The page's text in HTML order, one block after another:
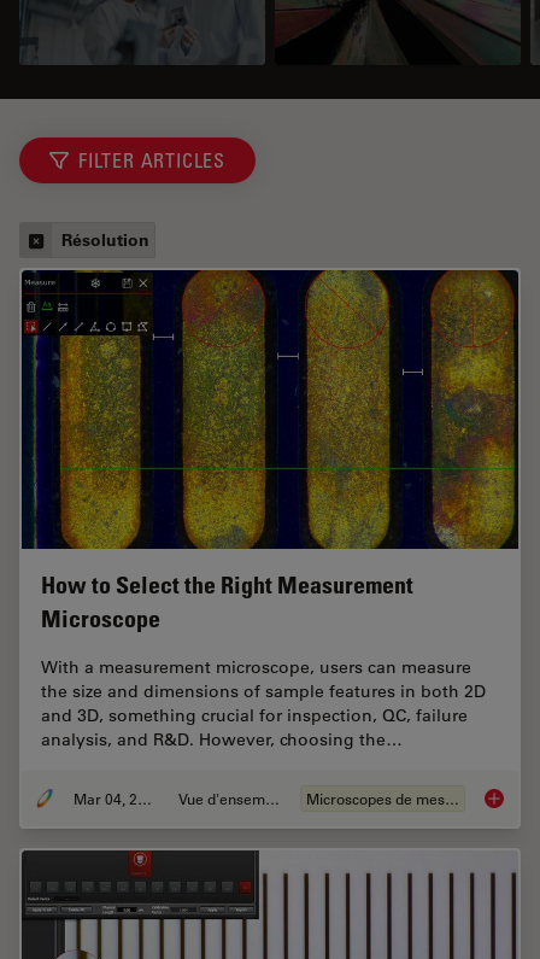
FILTER ARTICLES
Résolution
How to Select the Right Measurement
Microscope
With a measurement microscope, users can measure
the size and dimensions of sample features in both 2D
and 3D, something crucial for inspection, QC, failure
analysis, and R&D. However, choosing the…
Mar 04, 2026 Vue d'ensemble Microscopes de mesure How to